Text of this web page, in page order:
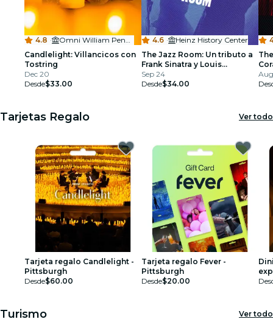
4.8 ·
Omni William Penn Hotel
Candlelight: Villancicos con
Tostring
Dec 20
Desde$33.00
4.6 ·
Heinz History Center
The Jazz Room: Un tributo a
Frank Sinatra y Louis
Armstrong
Sep 24
Desde$34.00
Tarjetas Regalo Ver todo
Tarjeta regalo Candlelight -
Pittsburgh
Desde$60.00
Tarjeta regalo Fever -
Pittsburgh
Desde$20.00
Turismo Ver todo